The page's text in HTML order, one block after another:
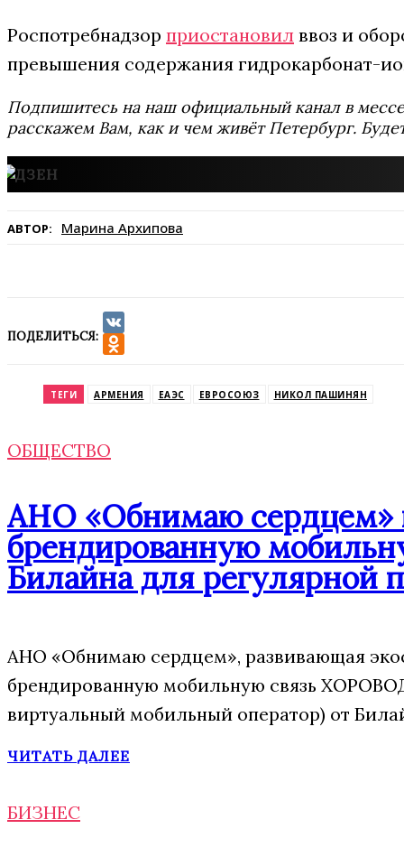
Роспотребнадзор приостановил ввоз и
превышения содержания гидрокарбонат-
Подпишитесь на наш официальный канал в
расскажем Вам, как и чем живёт Петербург.
АВТОР: Марина Архипова
ПОДЕЛИТЬСЯ:
VK
ТЕГИ АРМЕНИЯ ЕАЭС ЕВРОСОЮЗ НИКОЛ ПАШИНЯН
ОБЩЕСТВО
АНО «Обнимаю сердцем»
брендированную
Билайна для регулярной
АНО «Обнимаю сердцем», развивающая
брендированную мобильную связь
виртуальный мобильный оператор) от
ЧИТАТЬ ДАЛЕЕ
БИЗНЕС